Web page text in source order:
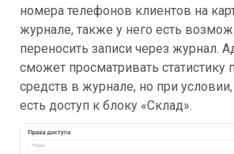
номера телефонов клиентов на
журнале, также у него есть
переносить записи через журнал.
сможет просматривать статистику
средств в журнале, но при
есть доступ к блоку «Склад».